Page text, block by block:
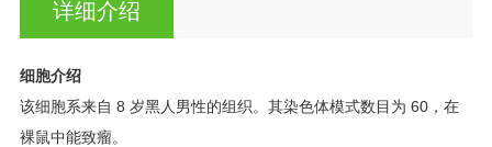
详细介绍
细胞介绍
该细胞系来自 8 岁黑人男性的组织。其染色体模式数目为 60，在
裸鼠中能致瘤。